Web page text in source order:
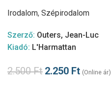
Irodalom, Szépirodalom
Szerző: Outers, Jean-Luc
Kiadó: L'Harmattan
2.500Ft 2.250 Ft (Online ár)